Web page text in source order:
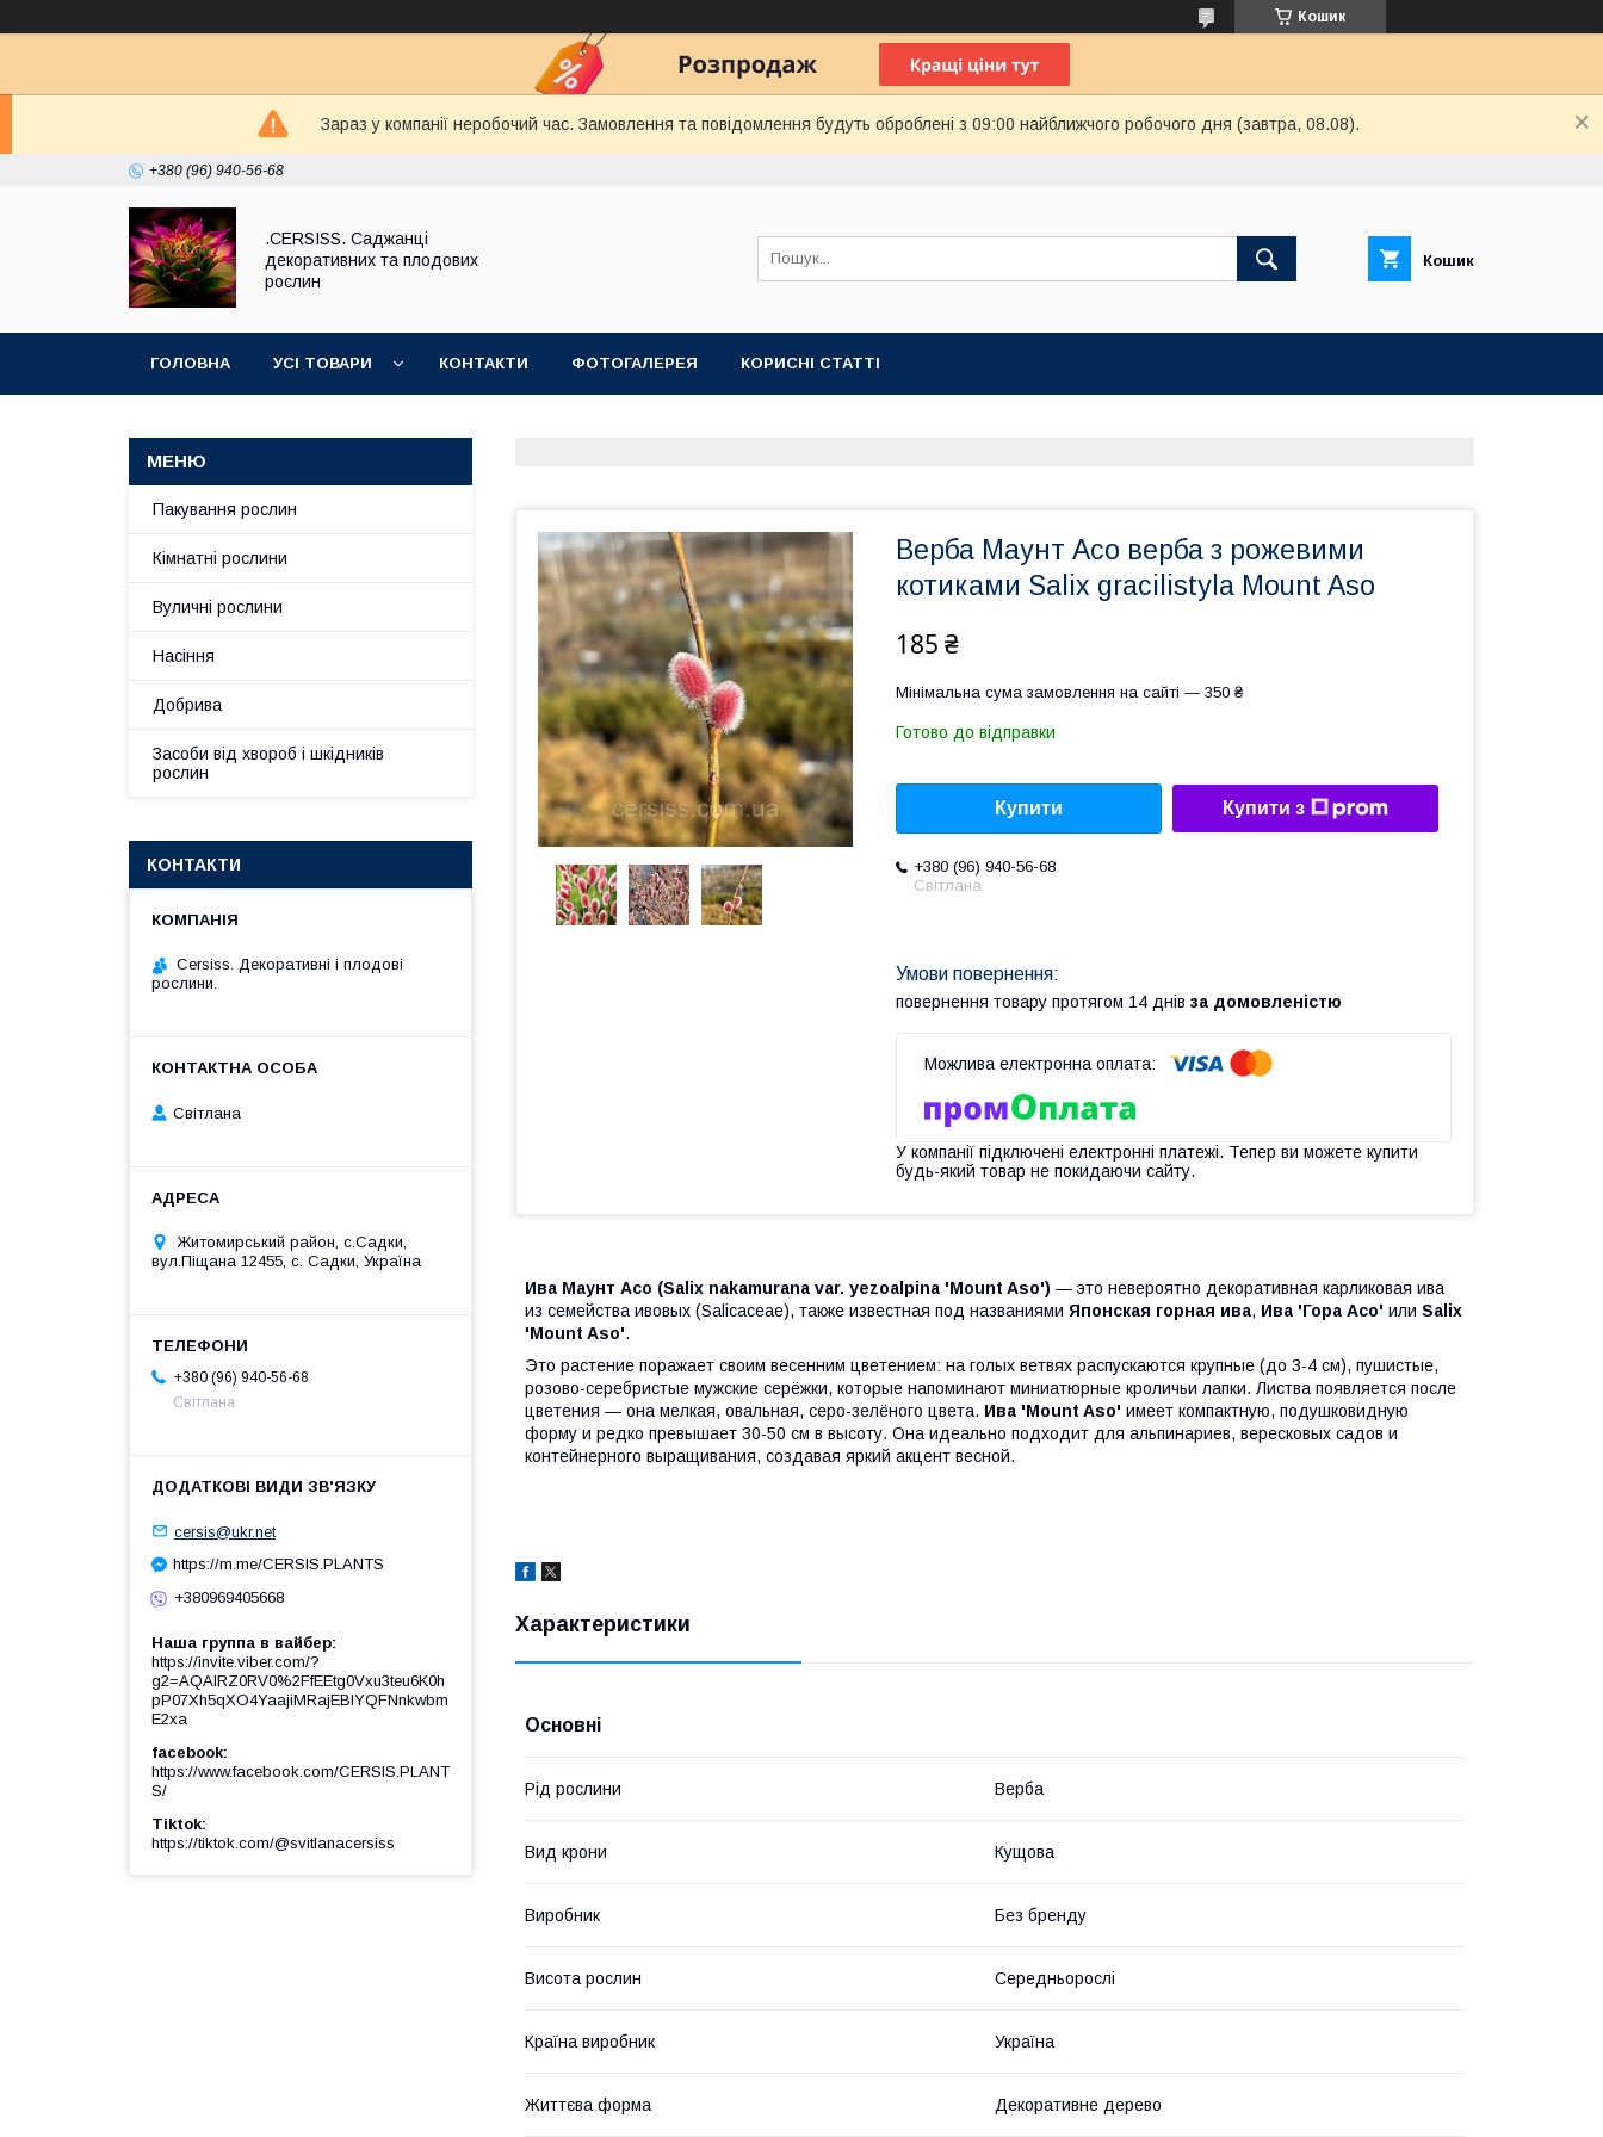
Кошик
Зараз у компанії неробочий час. Замовлення та повідомлення будуть оброблені з 09:00 найближчого робочого дня (завтра, 08.08).
+380 (96) 940-56-68
.CERSISS. Саджанці
декоративних та плодових
рослин
Кошик
ГОЛОВНА УСІ ТОВАРИ КОНТАКТИ ФОТОГАЛЕРЕЯ КОРИСНІ СТАТТІ
Верба Маунт Асо верба з рожевими
котиками Salix gracilistyla Mount Aso
185 ₴
Мінімальна сума замовлення на сайті — 350 ₴
Готово до відправки
Купити Купити з
+380 (96) 940-56-68
Світлана
повернення товару протягом 14 днів за домовленістю
У компанії підключені електронні платежі. Тепер ви можете купити
будь-який товар не покидаючи сайту.
Ива Маунт Асо (Salix nakamurana var. yezoalpina 'Mount Aso') — это невероятно декоративная карликовая ива
из семейства ивовых (Salicaceae), также известная под названиями Японская горная ива, Ива 'Гора Асо' или Salix
'Mount Aso'.
Это растение поражает своим весенним цветением: на голых ветвях распускаются крупные (до 3-4 см), пушистые,
розово-серебристые мужские серёжки, которые напоминают миниатюрные кроличьи лапки. Листва появляется после
цветения — она мелкая, овальная, серо-зелёного цвета. Ива 'Mount Aso' имеет компактную, подушковидную
форму и редко превышает 30-50 см в высоту. Она идеально подходит для альпинариев, вересковых садов и
контейнерного выращивания, создавая яркий акцент весной.
Характеристики
Основні
Рід рослини Верба
Вид крони Кущова
Виробник Без бренду
Висота рослин Середньорослі
Країна виробник Україна
Життєва форма Декоративне дерево
Пакування рослин
Кімнатні рослини
Вуличні рослини
Насіння
Добрива
Засоби від хвороб і шкідників
рослин
КОНТАКТИ
Cersiss. Декоративні і плодові
рослини.
Світлана
Житомирський район, с.Садки,
вул.Піщана 12455, с. Садки, Україна
+380 (96) 940-56-68
Світлана
cersis@ukr.net
https://m.me/CERSIS.PLANTS
+380969405668
Наша группа в вайбер
https://invite.viber.com/?
g2=AQAIRZ0RV0%2FfEEtg0Vxu3teu6K0h
pP07Xh5qXO4YaajiMRajEBIYQFNnkwbm
E2xa
facebook
https://www.facebook.com/CERSIS.PLANT
S/
Tiktok
https://tiktok.com/@svitlanacersiss